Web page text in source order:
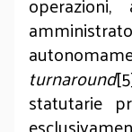
turnaround
statutarie